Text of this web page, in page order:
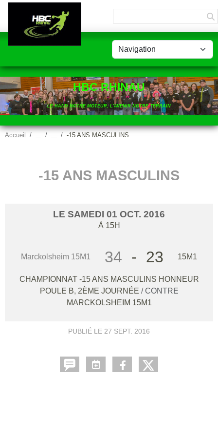
HBC RHINAU
LE HAND NOTRE MOTEUR, L'AVENIR NOTRE TERRAIN
Accueil -15 ANS MASCULINS
-15 ANS MASCULINS
LE SAMEDI 01 OCT. 2016
À 15H
Marckolsheim 15M1 34 - 23 15M1
CHAMPIONNAT -15 ANS MASCULINS HONNEUR
POULE B, 2ÈME JOURNÉE / CONTRE
MARCKOLSHEIM 15M1
PUBLIÉ LE 27 SEPT. 2016